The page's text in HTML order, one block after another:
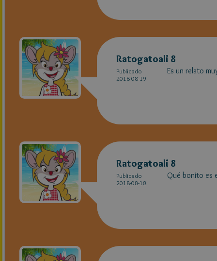
Ratogatoali 8
Publicado
2018-08-19
Es un relato
Ratogatoali 8
Publicado
2018-08-18
Qué bonito es